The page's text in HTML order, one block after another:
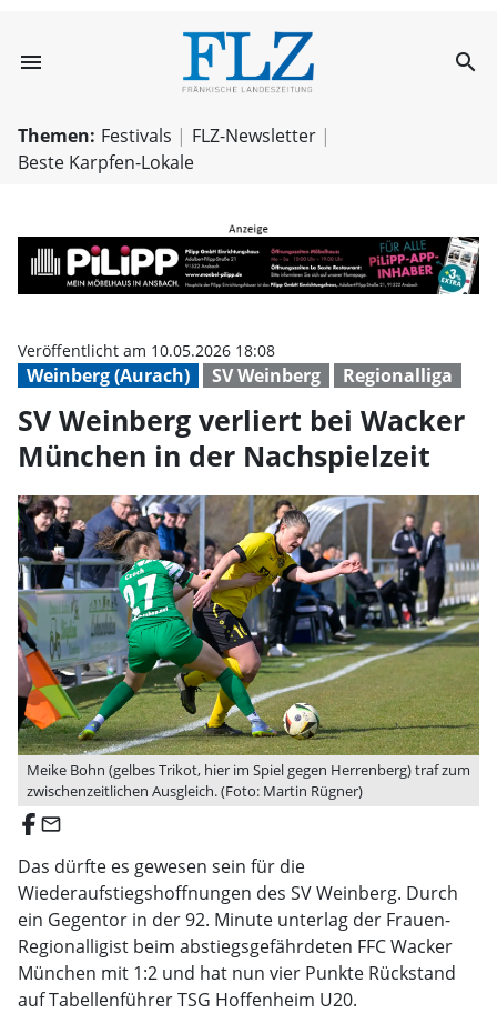
menu SV Weinberg search
Themen: Festivals
FLZ-Newsletter
Beste Karpfen-Lokale
Weinberg (Aurach) SV Weinberg Regionalliga
Veröffentlicht am 10.05.2026 18:08
SV Weinberg verliert bei Wacker
München in der Nachspielzeit
Meike Bohn (gelbes Trikot, hier im Spiel gegen Herrenberg) traf zum
zwischenzeitlichen Ausgleich. (Foto: Martin Rügner)
email
Das dürfte es gewesen sein für die
Wiederaufstiegshoffnungen des SV Weinberg. Durch
ein Gegentor in der 92. Minute unterlag der Frauen-
Regionalligist beim abstiegsgefährdeten FFC Wacker
München mit 1:2 und hat nun vier Punkte Rückstand
auf Tabellenführer TSG Hoffenheim U20.